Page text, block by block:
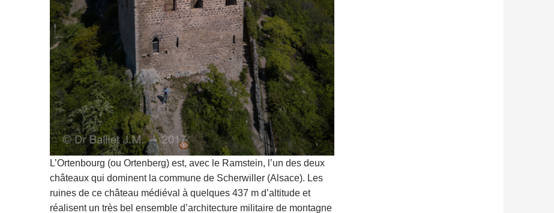
L’Ortenbourg (ou Ortenberg) est, avec le Ramstein, l’un des deux
châteaux qui dominent la commune de Scherwiller (Alsace). Les
ruines de ce château médiéval à quelques 437 m d’altitude et
réalisent un très bel ensemble d’architecture militaire de montagne